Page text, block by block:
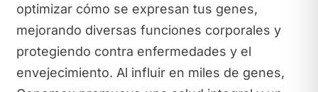
optimizar cómo se expresan tus genes,
mejorando diversas funciones corporales y
protegiendo contra enfermedades y el
envejecimiento. Al influir en miles de genes,